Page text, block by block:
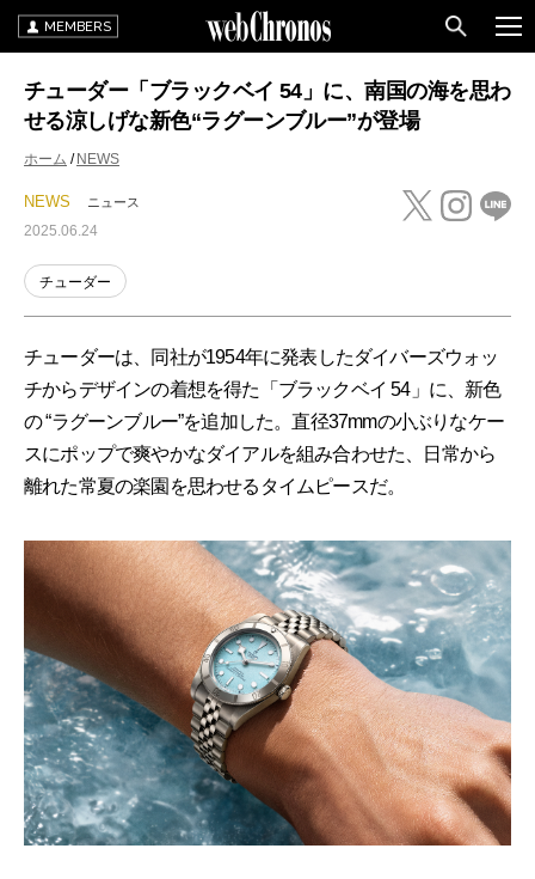
MEMBERS
チューダー「ブラックベイ 54」に、南国の海を思わ
せる涼しげな新色“ラグーンブルー”が登場
ホーム NEWS
NEWS ニュース
2025.06.24
チューダー
チューダーは、同社が1954年に発表したダイバーズウォッ
チからデザインの着想を得た「ブラックベイ 54」に、新色
の “ラグーンブルー”を追加した。直径37mmの小ぶりなケー
スにポップで爽やかなダイアルを組み合わせた、日常から
離れた常夏の楽園を思わせるタイムピースだ。